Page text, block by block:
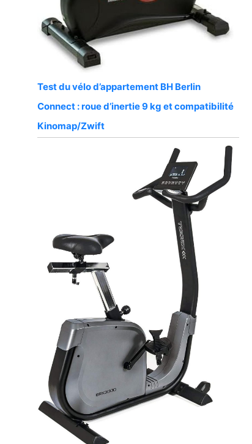
Test du vélo d’appartement BH Berlin
Connect : roue d’inertie 9 kg et compatibilité
Kinomap/Zwift